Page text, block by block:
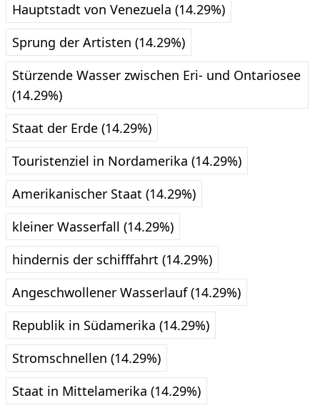
Hauptstadt von Venezuela (14.29%)
Sprung der Artisten (14.29%)
Stürzende Wasser zwischen Eri- und Ontariosee
(14.29%)
Staat der Erde (14.29%)
Touristenziel in Nordamerika (14.29%)
Amerikanischer Staat (14.29%)
kleiner Wasserfall (14.29%)
hindernis der schifffahrt (14.29%)
Angeschwollener Wasserlauf (14.29%)
Republik in Südamerika (14.29%)
Stromschnellen (14.29%)
Staat in Mittelamerika (14.29%)